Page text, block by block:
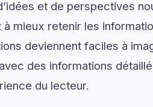
et de perspectives
mieux retenir les
deviennent faciles à
des informations
du lecteur.